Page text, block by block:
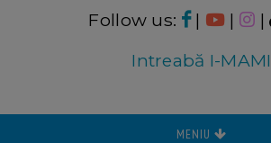
Follow us: | | |
Intreabă I-MAMI
MENIU